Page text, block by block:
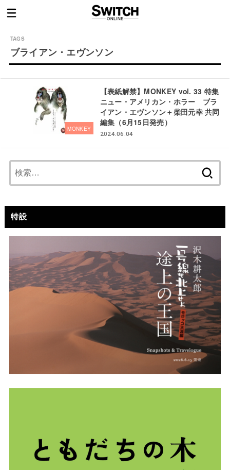
ブライアン・エヴンソン
MONKEY
【表紙解禁】MONKEY vol. 33 特集
ニュー・アメリカン・ホラー ブラ
イアン・エヴンソン＋柴田元幸 共同
編集（6月15日発売）
2024.06.04
特設